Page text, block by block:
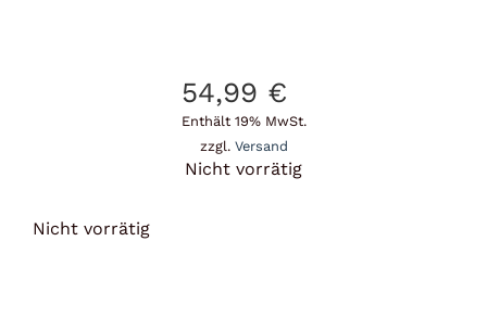
54,99 €
Enthält 19% MwSt.
zzgl. Versand
Nicht vorrätig
Nicht vorrätig